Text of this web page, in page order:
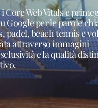
Web Vitals e
Google per le parole
padel, beach tennis e
attraverso immagini
e la qualità